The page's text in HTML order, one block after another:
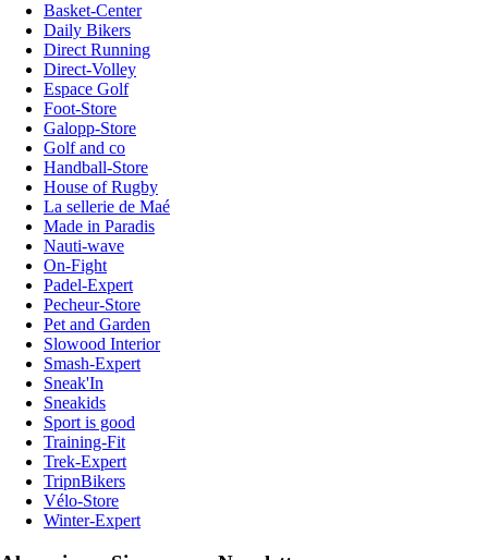
Basket-Center
Daily Bikers
Direct Running
Direct-Volley
Espace Golf
Foot-Store
Galopp-Store
Golf and co
Handball-Store
House of Rugby
La sellerie de Maé
Made in Paradis
Nauti-wave
On-Fight
Padel-Expert
Pecheur-Store
Pet and Garden
Slowood Interior
Smash-Expert
Sneak'In
Sneakids
Sport is good
Training-Fit
Trek-Expert
TripnBikers
Vélo-Store
Winter-Expert